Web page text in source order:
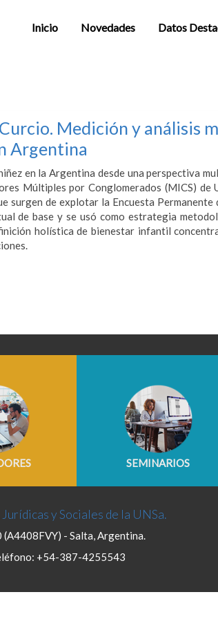
Inicio Novedades Datos
Medición y análisis
Argentina
en la Argentina desde una perspectiva
Múltiples por Conglomerados (MICS) de
surgen de explotar la Encuesta
de base y se usó como estrategia
holística de bienestar infantil
SEMINARIOS
y Sociales de la UNSa.
- Salta, Argentina.
+54-387-4255543